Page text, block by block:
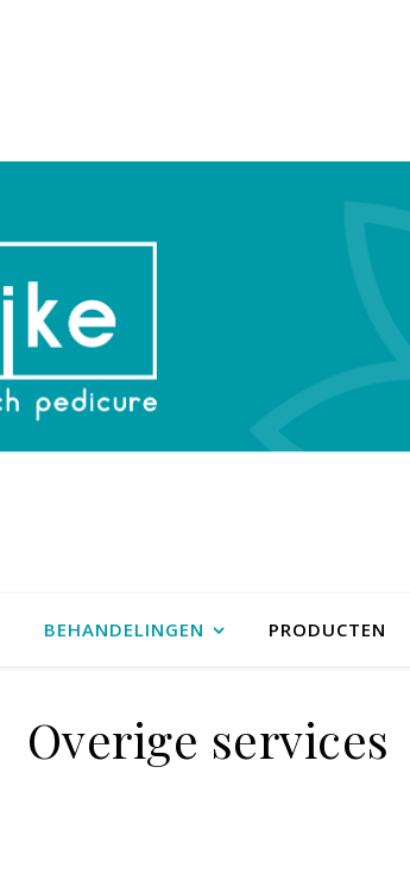
BEHANDELINGEN PRODUCTEN
Overige services